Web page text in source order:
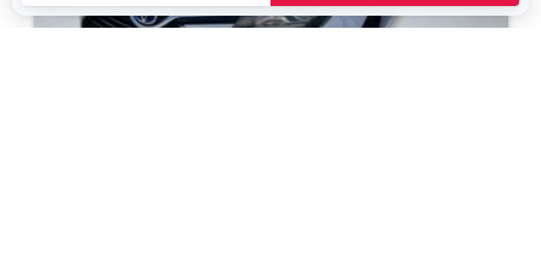
Axeptio consent
Plateforme de Gestion du Consentement : Personnalisez